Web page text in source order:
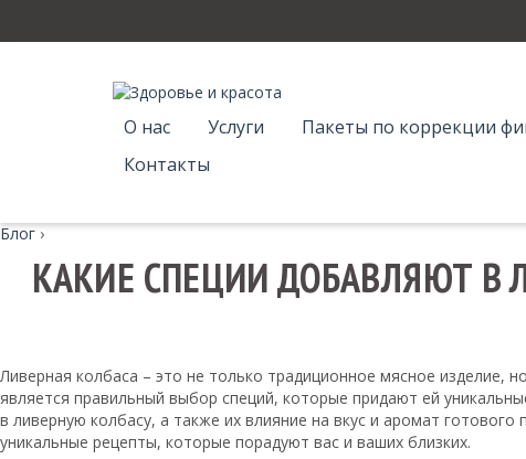
О нас Услуги Пакеты по коррекции
Контакты
Блог ›
КАКИЕ СПЕЦИИ ДОБАВЛЯЮТ В
Ливерная колбаса – это не только традиционное мясное
является правильный выбор специй, которые придают ей
в ливерную колбасу, а также их влияние на вкус и аромат
уникальные рецепты, которые порадуют вас и ваших близких.